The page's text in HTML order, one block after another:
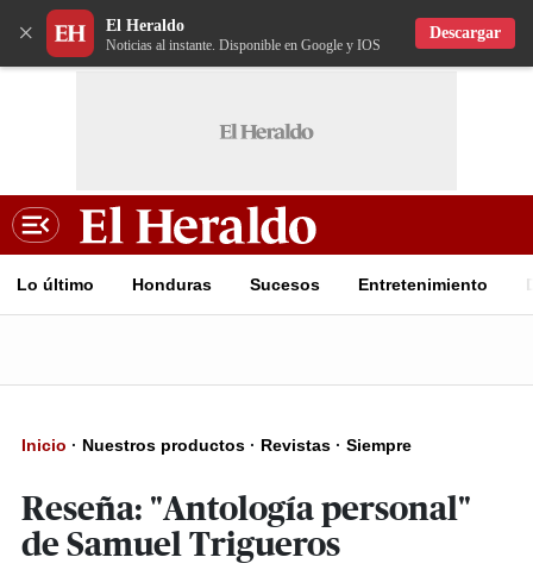
× El Heraldo
Noticias al instante. Disponible en Google y IOS
Descargar
Lo último Honduras Sucesos Entretenimiento
Inicio · Nuestros productos · Revistas · Siempre
Reseña: "Antología personal"
de Samuel Trigueros